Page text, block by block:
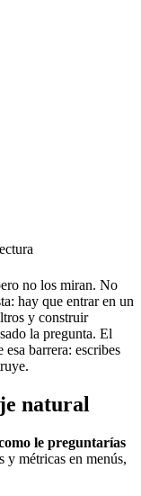
no los miran. No
hay que entrar en un
y construir
la pregunta. El
esa barrera: escribes
natural
le preguntarías
y métricas en menús,